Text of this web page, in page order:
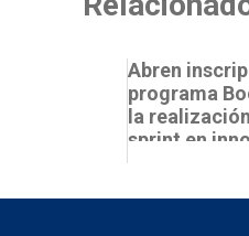
Abren
programa
la
sprint en